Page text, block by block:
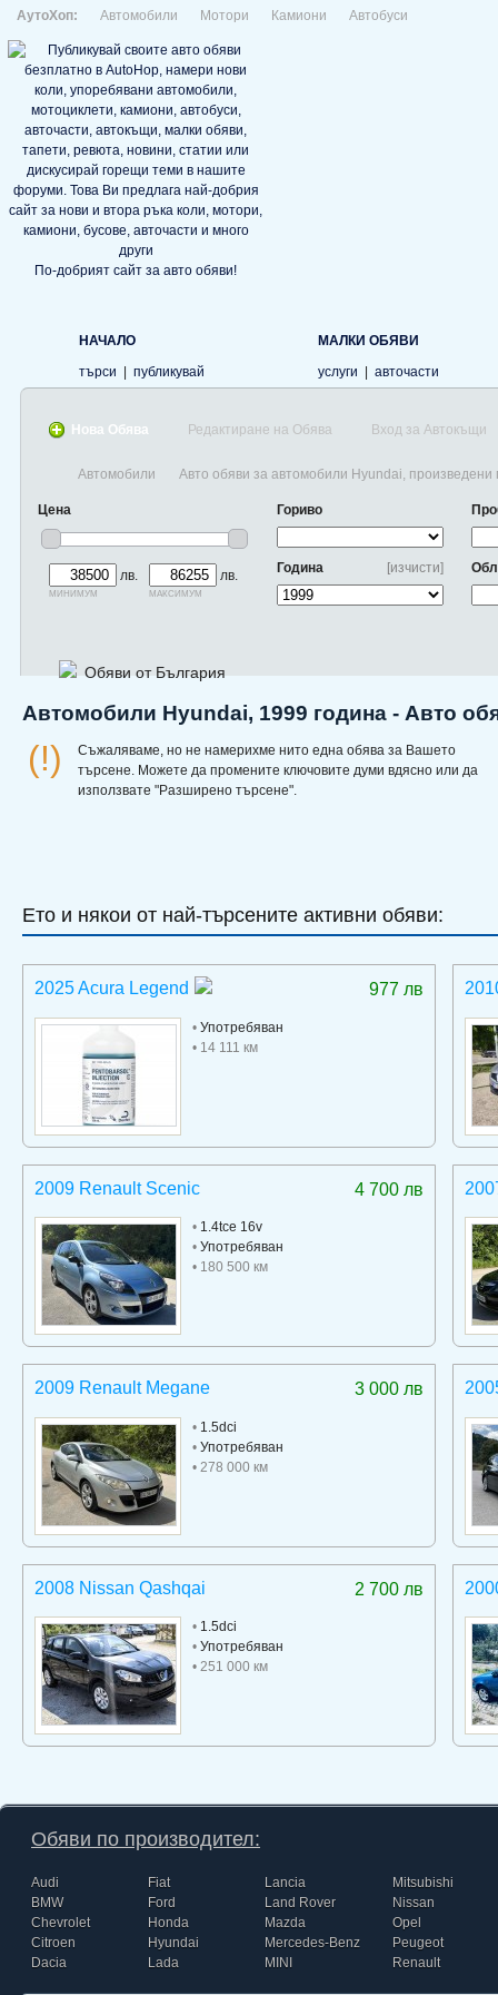
АутоХоп: Автомобили Мотори Камиони Автобуси
По-добрият сайт за авто обяви!
НАЧАЛО
търси
публикувай
МАЛКИ ОБЯВИ
услуги
авточасти
Нова Обява Редактиране на Обява Вход за Автокъщи
Автомобили Авто обяви за автомобили Hyundai, произведени
Цена
лв.
минимум
лв.
максимум
Гориво
[изчисти]
Година
Обяви от България
Автомобили Hyundai, 1999 година - Авто
(!)
Съжаляваме, но не намерихме нито една обява за Вашето
търсене. Можете да промените ключовите думи вдясно или да
използвате "Разширено търсене".
Ето и някои от най-търсените активни обяви:
977 лв
2025 Acura Legend
• Употребяван
• 14 111 км
4 700 лв
2009 Renault Scenic
• 1.4tce 16v
• Употребяван
• 180 500 км
3 000 лв
2009 Renault Megane
• 1.5dci
• Употребяван
• 278 000 км
2 700 лв
2008 Nissan Qashqai
• 1.5dci
• Употребяван
• 251 000 км
Обяви по производител:
Audi
BMW
Chevrolet
Citroen
Dacia
Fiat
Ford
Honda
Hyundai
Lada
Lancia
Land Rover
Mazda
Mercedes-Benz
MINI
Mitsubishi
Nissan
Opel
Peugeot
Renault